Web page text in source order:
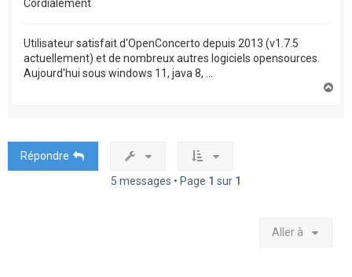
Cordialement
Utilisateur satisfait d'OpenConcerto depuis 2013 (v1.7.5
actuellement) et de nombreux autres logiciels opensources.
Aujourd'hui sous windows 11, java 8, ...
Répondre
5 messages • Page 1 sur 1
Aller à